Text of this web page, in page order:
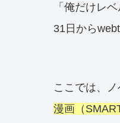
「俺だけレ
31日から
ここでは、
漫画（